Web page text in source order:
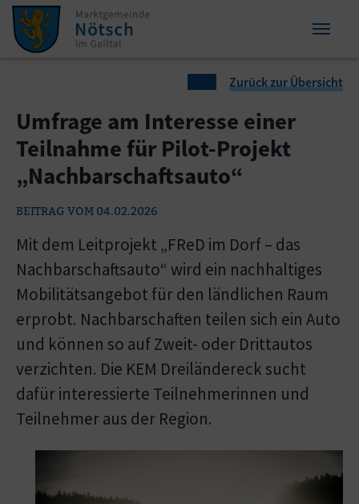
Zum Inhalt springen
Zum Seitenende springen
Zurück zur Übersicht
Umfrage am Interesse einer
Teilnahme für Pilot-Projekt
„Nachbarschaftsauto“
BEITRAG VOM 04.02.2026
Mit dem Leitprojekt „FReD im Dorf – das
Nachbarschaftsauto“ wird ein nachhaltiges
Mobilitätsangebot für den ländlichen Raum
erprobt. Nachbarschaften teilen sich ein Auto
und können so auf Zweit- oder Drittautos
verzichten. Die KEM Dreiländereck sucht
dafür interessierte Teilnehmerinnen und
Teilnehmer aus der Region.